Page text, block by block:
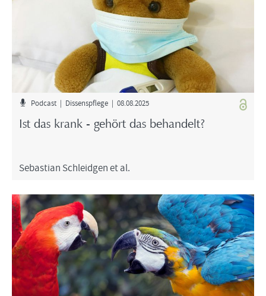
Pod­cast | Dis­sens­pfle­ge | 08.08.2025
Ist das krank - ge­hört das be­han­delt?
Se­bas­ti­an Schleid­gen et al.